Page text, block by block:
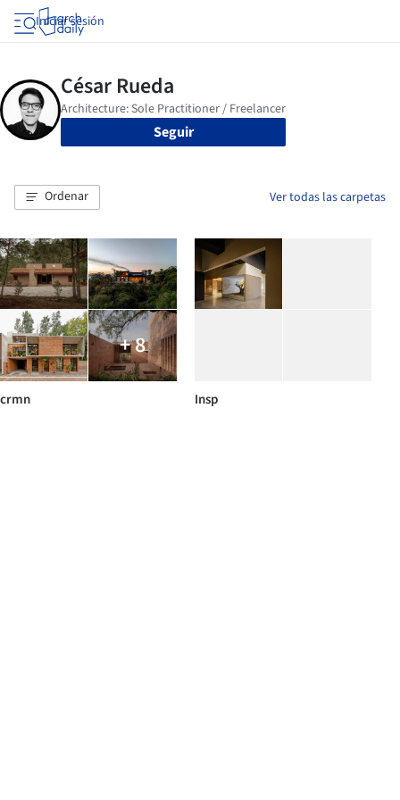
Iniciar sesión
Seguir
Ordenar Ver todas las carpetas
+ 8
crmn Insp